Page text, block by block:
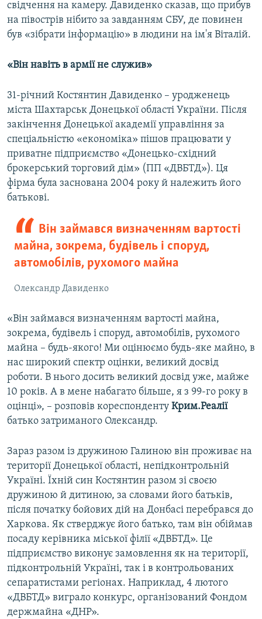
свідчення на камеру. Давиденко сказав, що прибув
на півострів нібито за завданням СБУ, де повинен
був «зібрати інформацію» в людини на ім'я Віталій.
«Він навіть в армії не служив»
31-річний Костянтин Давиденко – уродженець
міста Шахтарськ Донецької області України. Після
закінчення Донецької академії управління за
спеціальністю «економіка» пішов працювати у
приватне підприємство «Донецько-східний
брокерський торговий дім» (ПП «ДВБТД»). Ця
фірма була заснована 2004 року й належить його
батькові.
Він займався визначенням вартості
майна, зокрема, будівель і споруд,
автомобілів, рухомого майна
Олександр Давиденко
«Він займався визначенням вартості майна,
зокрема, будівель і споруд, автомобілів, рухомого
майна – будь-якого! Ми оцінюємо будь-яке майно, в
нас широкий спектр оцінки, великий досвід
роботи. В нього досить великий досвід уже, майже
10 років. А в мене набагато більше, я з 99-го року в
оцінці», – розповів кореспонденту Крим.Реалії
батько затриманого Олександр.
Зараз разом із дружиною Галиною він проживає на
території Донецької області, непідконтрольній
Україні. Їхній син Костянтин разом зі своєю
дружиною й дитиною, за словами його батьків,
після початку бойових дій на Донбасі перебрався до
Харкова. Як стверджує його батько, там він обіймав
посаду керівника міської філії «ДВБТД». Це
підприємство виконує замовлення як на території,
підконтрольній Україні, так і в контрольованих
сепаратистами регіонах. Наприклад, 4 лютого
«ДВБТД» виграло конкурс, організований Фондом
держмайна «ДНР».